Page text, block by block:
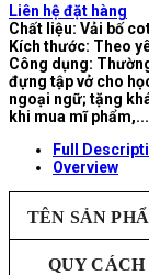
Liên hệ đặt hàng
Chất liệu: Vải bố
Kích thước: Theo
Công dụng:
đựng tập vở cho
ngoại ngữ; tặng
khi mua mĩ phẩm,...
Full
Overview
TÊN SẢN
QUY CÁCH